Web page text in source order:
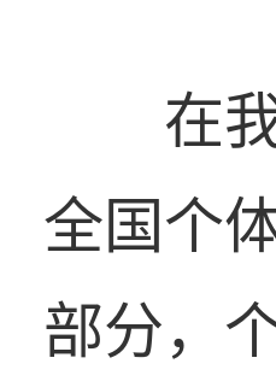
在
全国个
部分，